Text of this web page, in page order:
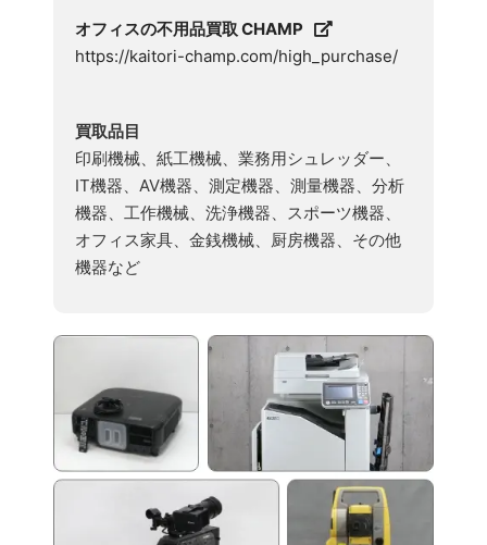
オフィスの不用品買取 CHAMP
https://kaitori-champ.com/high_purchase/
買取品目
印刷機械、紙工機械、業務用シュレッダー、
IT機器、AV機器、測定機器、測量機器、分析
機器、工作機械、洗浄機器、スポーツ機器、
オフィス家具、金銭機械、厨房機器、その他
機器など